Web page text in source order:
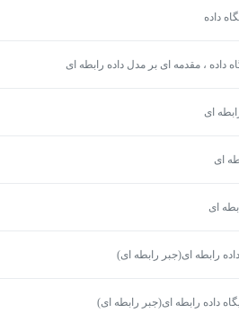
داده
داده ، مقدمه ای بر مدل داده رابطه ای
ای
ای
ای
رابطه ای(جبر رابطه ای)
داده رابطه ای(جبر رابطه ای)